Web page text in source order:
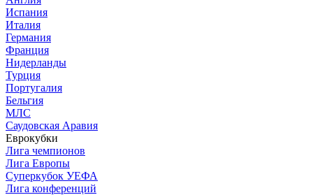
Испания
Италия
Германия
Франция
Нидерланды
Турция
Португалия
Бельгия
МЛС
Саудовская Аравия
Еврокубки
Лига чемпионов
Лига Европы
Суперкубок УЕФА
Лига конференций